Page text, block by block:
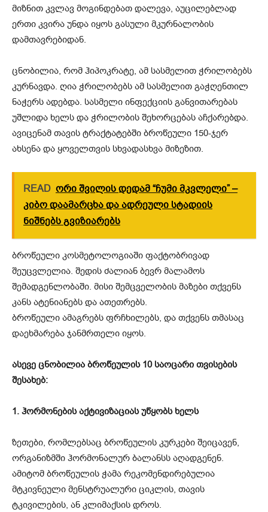
მიზნით კვლავ მოგინდებათ დალევა, აუცილებლად
ერთი კვირა უნდა იყოს გასული მკურნალობის
დამთავრებიდან.
ცნობილია, რომ ჰიპოკრატე, ამ სასმელით ჭრილობებს
კურნავდა. ღია ჭრილობებს ამ სასმელით გაჭღენთილ
ნაჭერს ადებდა. სასმელი ინფექციის განვითარებას
უშლიდა ხელს და ჭრილობის შეხორცებას აჩქარებდა.
ავიცენამ თავის ტრაქტატებში ბროწეული 150-ჯერ
ახსენა და ყოველთვის სხვადასხვა მიზეზით.
READ ორი შვილის დედამ “ჩუმი მკვლელი” –
კიბო დაამარცხა და ადრეული სტადიის
ნიშნებს გვიზიარებს
ბროწეული კოსმეტოლოგიაში ფაქტობრივად
შეუცვლელია. შედის ძალიან ბევრ მალამოს
შემადგენლობაში. მისი შემცველობის მაზები თქვენს
კანს ატენიანებს და ათეთრებს.
ბროწეული ამაგრებს ფრჩხილებს, და თქვენს თმასაც
დაეხმარება ჯანმრთელი იყოს.
ასევე ცნობილია ბროწეულის 10 საოცარი თვისების
შესახებ:
1. ჰორმონების აქტივიზაციას უწყობს ხელს
ზეთები, რომლებსაც ბროწეულის კურკები შეიცავენ,
ორგანიზმში ჰორმონალურ ბალანსს აღადგენენ.
ამიტომ ბროწეულის ჭამა რეკომენდირებულია
მტკივნეული მენსტრუალური ციკლის, თავის
ტკივილების, ან კლიმაქსის დროს.